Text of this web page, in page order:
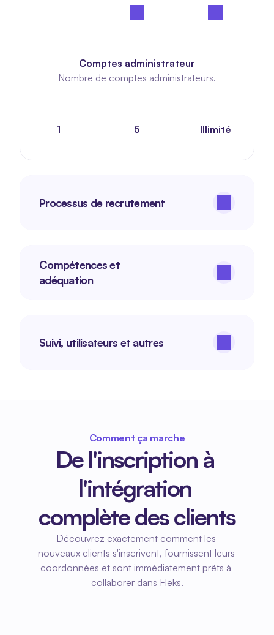
Comment ça marche
De l'inscription à
l'intégration
complète des clients
Découvrez exactement comment les
nouveaux clients s'inscrivent, fournissent leurs
coordonnées et sont immédiatement prêts à
collaborer dans Fleks.
Comptes administrateur
Nombre de comptes administrateurs.
1 5 Illimité
Compétences et
adéquation
Suivi, utilisateurs et autres
Processus de recrutement